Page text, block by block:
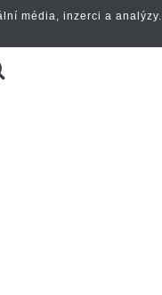
média, inzerci a analýzy.